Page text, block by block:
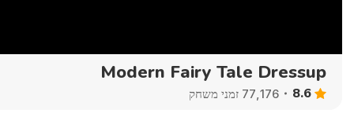
Modern Fairy Tale Dressup
8.6 77,176 זמני משחק